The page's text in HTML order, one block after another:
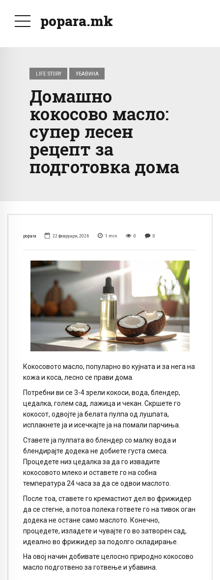
popara.mk
LIFE STORY УБАВИНА
Домашно
кокосово масло:
супер лесен
рецепт за
подготовка дома
popara 22 февруари, 2026 1 min 0 0
Кокосовото масло, популарно во кујната и за нега на
кожа и коса, лесно се прави дома.
Потребни ви се 3-4 зрели кокоси, вода, блендер,
цедалка, голем сад, лажица и чекан. Скршете го
кокосот, одвојте ја белата пулпа од лушпата,
исплакнете ја и исечкајте ја на помали парчиња.
Ставете ја пулпата во блендер со малку вода и
блендирајте додека не добиете густа смеса.
Процедете низ цедалка за да го извадите
кокосовото млеко и оставете го на собна
температура 24 часа за да се одвои маслото.
После тоа, ставете го кремастиот дел во фрижидер
да се стегне, а потоа полека гответе го на тивок оган
додека не остане само маслото. Конечно,
процедете, изладете и чувајте го во затворен сад,
идеално во фрижидер за подолго складирање.
На овој начин добивате целосно природно кокосово
масло подготвено за готвење и убавина.